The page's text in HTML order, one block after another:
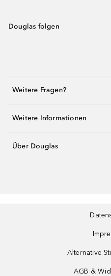
Douglas folgen
Weitere Fragen?
Weitere Informationen
Über Douglas
Alternative
AGB &